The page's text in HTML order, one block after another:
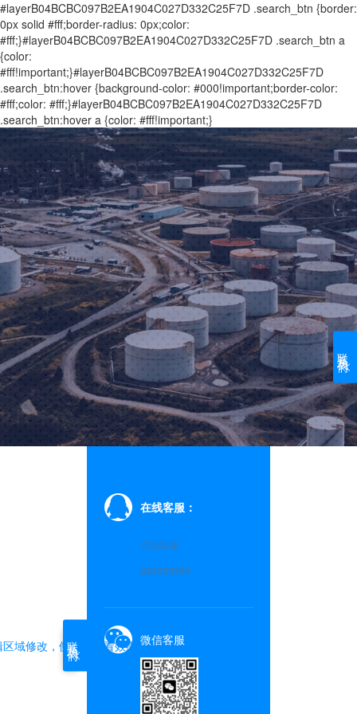
#layerB04BCBC097B2EA1904C027D332C25F7D .search_btn {border:
0px solid #fff;border-radius: 0px;color:
#fff;}#layerB04BCBC097B2EA1904C027D332C25F7D .search_btn a
{color:
#fff!important;}#layerB04BCBC097B2EA1904C027D332C25F7D
.search_btn:hover {background-color: #000!important;border-color:
#fff;color: #fff;}#layerB04BCBC097B2EA1904C027D332C25F7D
.search_btn:hover a {color: #fff!important;}
域修改，侧边栏查看效果
在线客服：
在线客服
824332999
微信客服